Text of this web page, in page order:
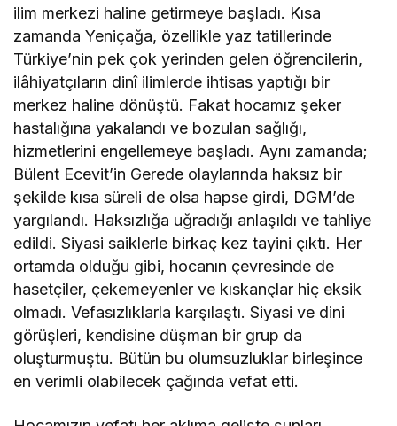
ilim merkezi haline getirmeye başladı. Kısa
zamanda Yeniçağa, özellikle yaz tatillerinde
Türkiye’nin pek çok yerinden gelen öğrencilerin,
ilâhiyatçıların dinî ilimlerde ihtisas yaptığı bir
merkez haline dönüştü. Fakat hocamız şeker
hastalığına yakalandı ve bozulan sağlığı,
hizmetlerini engellemeye başladı. Aynı zamanda;
Bülent Ecevit’in Gerede olaylarında haksız bir
şekilde kısa süreli de olsa hapse girdi, DGM’de
yargılandı. Haksızlığa uğradığı anlaşıldı ve tahliye
edildi. Siyasi saiklerle birkaç kez tayini çıktı. Her
ortamda olduğu gibi, hocanın çevresinde de
hasetçiler, çekemeyenler ve kıskançlar hiç eksik
olmadı. Vefasızlıklarla karşılaştı. Siyasi ve dini
görüşleri, kendisine düşman bir grup da
oluşturmuştu. Bütün bu olumsuzluklar birleşince
en verimli olabilecek çağında vefat etti.